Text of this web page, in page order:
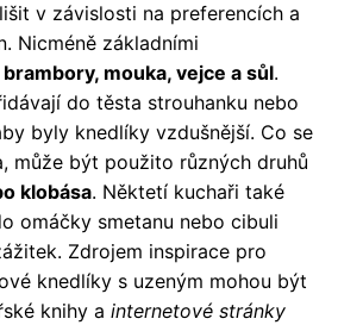
v závislosti na preferencích a
Nicméně základními
brambory, mouka, vejce a sůl.
do těsta strouhanku nebo
byly knedlíky vzdušnější. Co se
může být použito různých druhů
klobása. Něktetí kuchaři také
omáčky smetanu nebo cibuli
Zdrojem inspirace pro
knedlíky s uzeným mohou být
knihy a internetové stránky